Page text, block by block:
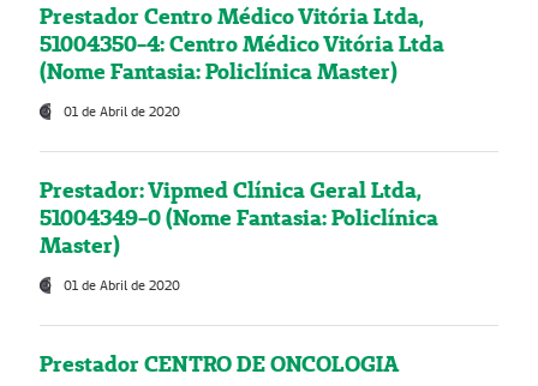
Prestador Centro Médico Vitória Ltda,
51004350-4: Centro Médico Vitória Ltda
(Nome Fantasia: Policlínica Master)
01 de Abril de 2020
Prestador: Vipmed Clínica Geral Ltda,
51004349-0 (Nome Fantasia: Policlínica
Master)
01 de Abril de 2020
Prestador CENTRO DE ONCOLOGIA